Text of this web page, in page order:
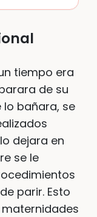
tiempo era
de su
lo bañara, se
dejara en
se le
parir. Esto